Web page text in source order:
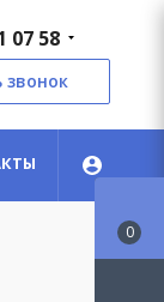
07 58
звонок
0